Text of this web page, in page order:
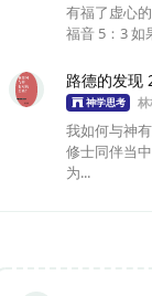
有福了虚心
福音 5：3 如
路德的发现
神学思考
我如何与神
修士同伴当
为...